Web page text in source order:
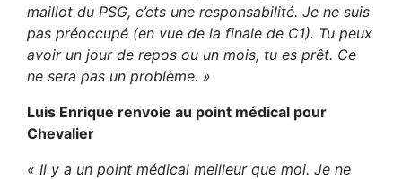
maillot du PSG, c’ets une responsabilité. Je ne suis
pas préoccupé (en vue de la finale de C1). Tu peux
avoir un jour de repos ou un mois, tu es prêt. Ce
ne sera pas un problème. »
Luis Enrique renvoie au point médical pour
Chevalier
« Il y a un point médical meilleur que moi. Je ne